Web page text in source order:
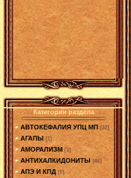
Категории раздела
АВТОКЕФАЛИЯ УПЦ МП [32]
АГАПЫ [1]
АМОРАЛИЗМ [3]
АНТИХАЛКИДОНИТЫ [46]
АПЭ И КПД [0]